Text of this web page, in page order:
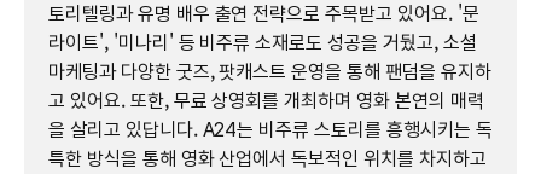
토리텔링과 유명 배우 출연 전략으로 주목받고 있어요. '문
라이트', '미나리' 등 비주류 소재로도 성공을 거뒀고, 소셜
마케팅과 다양한 굿즈, 팟캐스트 운영을 통해 팬덤을 유지하
고 있어요. 또한, 무료 상영회를 개최하며 영화 본연의 매력
을 살리고 있답니다. A24는 비주류 스토리를 흥행시키는 독
특한 방식을 통해 영화 산업에서 독보적인 위치를 차지하고